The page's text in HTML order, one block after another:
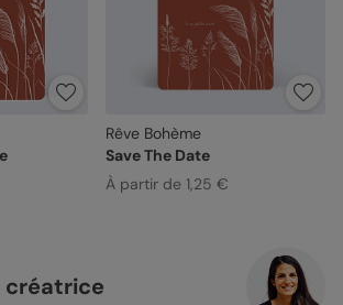
Rêve Bohème
Save The Date
À partir de 1,25 €
créatrice